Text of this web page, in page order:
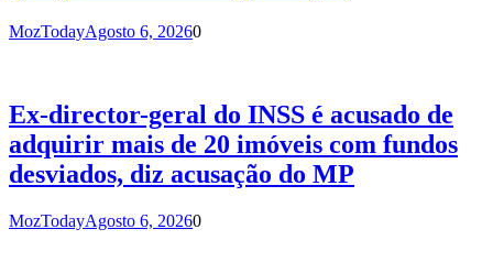
MozTodayAgosto 6, 20260
Ex-director-geral do INSS é acusado de
adquirir mais de 20 imóveis com fundos
desviados, diz acusação do MP
MozTodayAgosto 6, 20260